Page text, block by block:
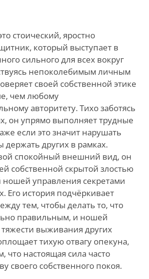
стоический, яростно
который выступает в
сильного для всех вокруг
непоколебимым личным
своей собственной этике
чем любому
авторитету. Тихо заботясь
он упрямо выполняет трудные
если это значит нарушать
держать других в рамках.
спокойный внешний вид, он
собственной скрытой злостью
управления секретами
Его история подчёркивает
тем, чтобы делать то, что
правильным, и ношей
выживания других
тихую отвагу опекуна,
что настоящая сила часто
своего собственного покоя.